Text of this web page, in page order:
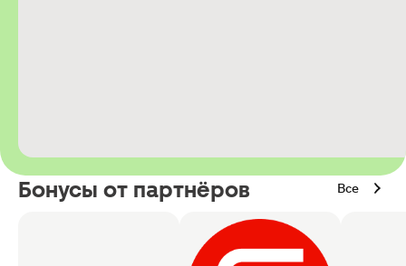
Бонусы от партнёров Все